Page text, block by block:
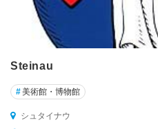
イ
エ
ナ
Steinau
#美術館・博物館
シュタイナウ